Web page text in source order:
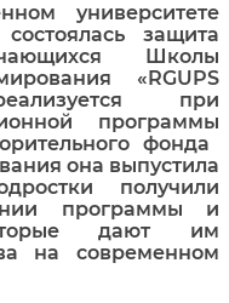
университете
защита
ющихся Школы
«RGUPS
при
программы
фонда
она выпустила
получили
программы и
дают им
на современном